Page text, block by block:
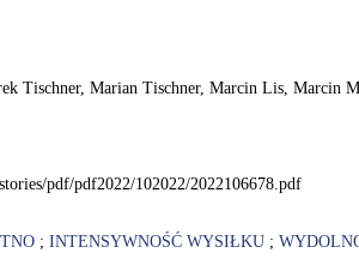
Tischner, Marian Tischner, Marcin Lis, Marcin
pdf/pdf2022/102022/2022106678.pdf
; INTENSYWNOŚĆ WYSIŁKU ;